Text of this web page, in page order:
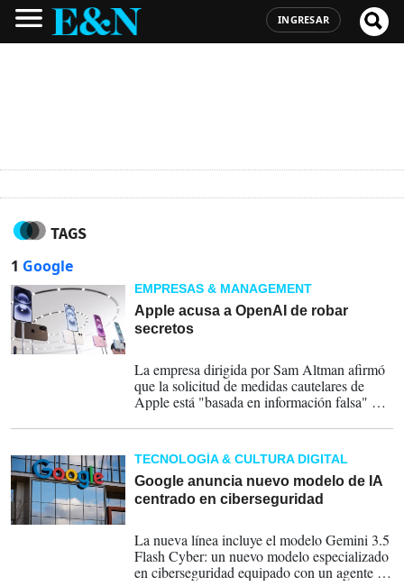
INGRESAR
TAGS
1 Google
EMPRESAS & MANAGEMENT
Apple acusa a OpenAI de robar
secretos
La empresa dirigida por Sam Altman afirmó
que la solicitud de medidas cautelares de
Apple está "basada en información falsa" y
tienen, ni desean, ninguno de sus secretos
comerciales.
TECNOLOGÍA & CULTURA DIGITAL
Google anuncia nuevo modelo de IA
centrado en ciberseguridad
La nueva línea incluye el modelo Gemini 3.5
Flash Cyber: un nuevo modelo especializado
en ciberseguridad equipado con un agente de